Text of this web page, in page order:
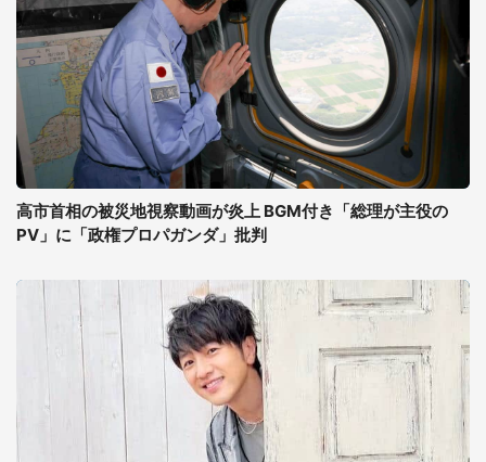
高市首相の被災地視察動画が炎上 BGM付き「総理が主役の
PV」に「政権プロパガンダ」批判